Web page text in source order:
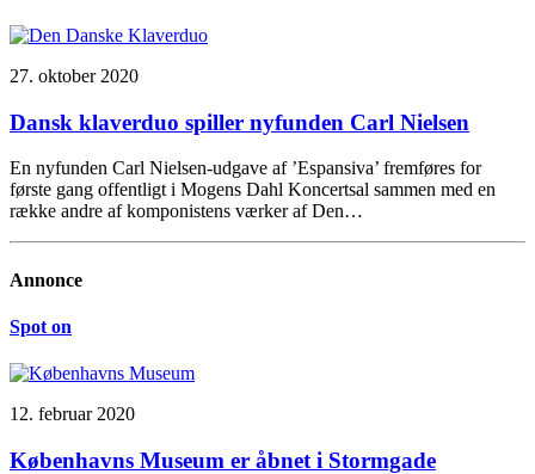
27. oktober 2020
Dansk klaverduo spiller nyfunden Carl Nielsen
En nyfunden Carl Nielsen-udgave af ’Espansiva’ fremføres for
første gang offentligt i Mogens Dahl Koncertsal sammen med en
række andre af komponistens værker af Den…
Annonce
Spot on
12. februar 2020
Københavns Museum er åbnet i Stormgade